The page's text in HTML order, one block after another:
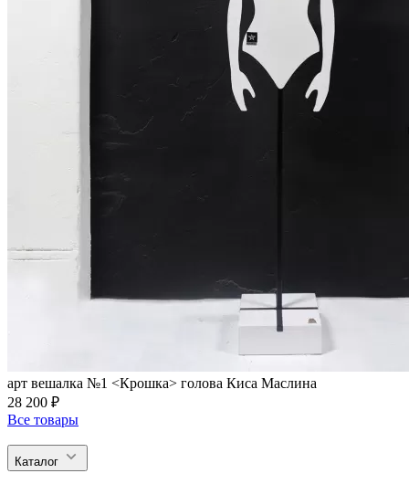
арт вешалка №1 <Крошка> голова Киса Маслина
28 200 ₽
Все товары
Каталог